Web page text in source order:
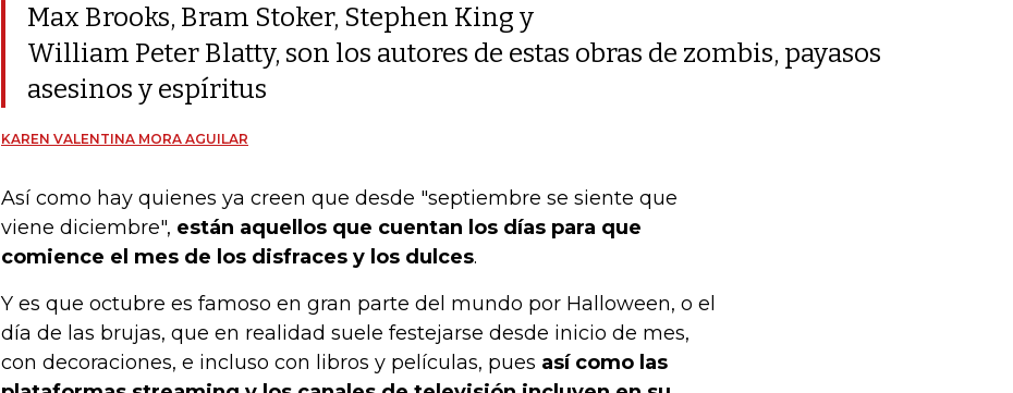
Max Brooks, Bram Stoker, Stephen King y
William Peter Blatty, son los autores de estas obras de zombis, payasos
asesinos y espíritus
KAREN VALENTINA MORA AGUILAR
Así como hay quienes ya creen que desde "septiembre se siente que
viene diciembre", están aquellos que cuentan los días para que
comience el mes de los disfraces y los dulces.
Y es que octubre es famoso en gran parte del mundo por Halloween, o el
día de las brujas, que en realidad suele festejarse desde inicio de mes,
con decoraciones, e incluso con libros y películas, pues así como las